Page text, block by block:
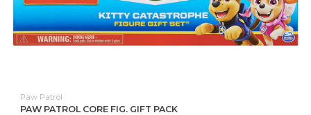
Paw Patrol
PAW PATROL CORE FIG. GIFT PACK